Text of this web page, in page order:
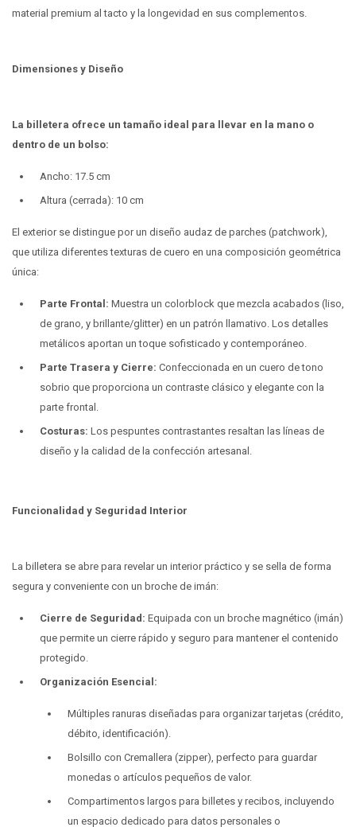
material premium al tacto y la longevidad en sus complementos.
Dimensiones y Diseño
La billetera ofrece un tamaño ideal para llevar en la mano o
dentro de un bolso:
Ancho: 17.5 cm
Altura (cerrada): 10 cm
El exterior se distingue por un diseño audaz de parches (patchwork),
que utiliza diferentes texturas de cuero en una composición geométrica
única:
Parte Frontal: Muestra un colorblock que mezcla acabados (liso,
de grano, y brillante/glitter) en un patrón llamativo. Los detalles
metálicos aportan un toque sofisticado y contemporáneo.
Parte Trasera y Cierre: Confeccionada en un cuero de tono
sobrio que proporciona un contraste clásico y elegante con la
parte frontal.
Costuras: Los pespuntes contrastantes resaltan las líneas de
diseño y la calidad de la confección artesanal.
Funcionalidad y Seguridad Interior
La billetera se abre para revelar un interior práctico y se sella de forma
segura y conveniente con un broche de imán:
Cierre de Seguridad: Equipada con un broche magnético (imán)
que permite un cierre rápido y seguro para mantener el contenido
protegido.
Organización Esencial:
Múltiples ranuras diseñadas para organizar tarjetas (crédito,
débito, identificación).
Bolsillo con Cremallera (zipper), perfecto para guardar
monedas o artículos pequeños de valor.
Compartimentos largos para billetes y recibos, incluyendo
un espacio dedicado para datos personales o